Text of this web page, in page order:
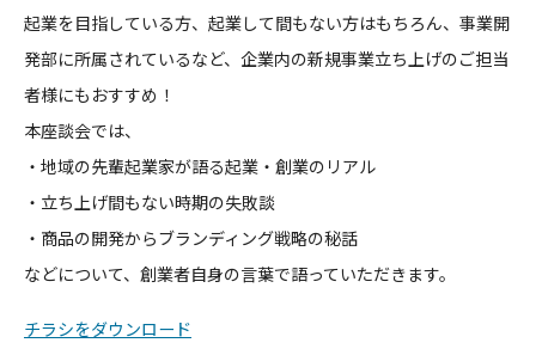
起業を目指している方、起業して間もない方はもちろん、事業開
発部に所属されているなど、企業内の新規事業立ち上げのご担当
者様にもおすすめ！
本座談会では、
・地域の先輩起業家が語る起業・創業のリアル
・立ち上げ間もない時期の失敗談
・商品の開発からブランディング戦略の秘話
などについて、創業者自身の言葉で語っていただきます。
チラシをダウンロード